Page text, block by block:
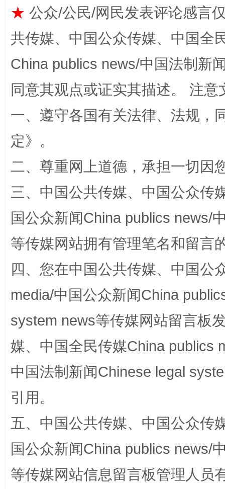
全民健身五年计划来了！等你上场
阿坝州三大球赛在茂县开幕 规模
★ 公众/公民/网民发表评论感言
共传媒、中国公众传媒、中国全
China publics news/中国法制新
同意其观点或证实其描述。 注
一、遵守各国有关法律、法规，
定》。
二、尊重网上道德，承担一切因
三、中国公共传媒、中国公众传
国公众新闻China publics news/
等传媒网站拥有管理笔名和留言
四、您在中国公共传媒、中国公
media/中国公众新闻China
system news等传媒网站留言板
媒、中国全民传媒China publics
中国法制新闻Chinese legal
引用。
五、中国公共传媒、中国公众传
国公众新闻China publics news/
等传媒网站信息留言板管理人员